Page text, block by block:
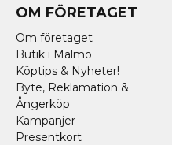
OM FÖRETAGET
Om företaget
Butik i Malmö
Köptips & Nyheter!
Byte, Reklamation &
Ångerköp
Kampanjer
Presentkort